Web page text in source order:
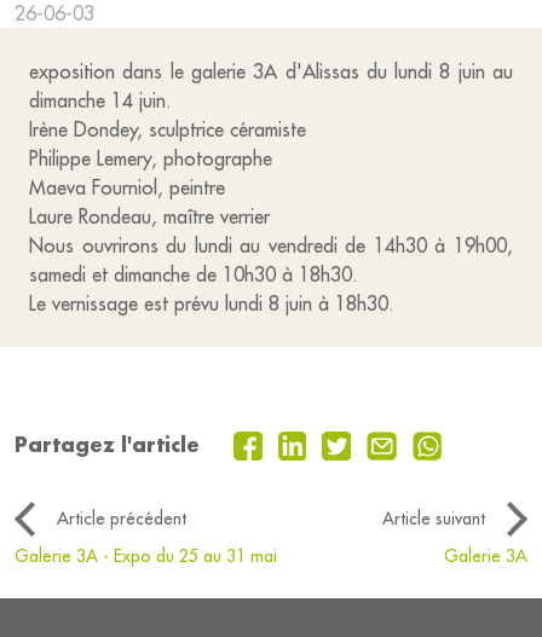
26-06-03
exposition dans le galerie 3A d'Alissas du lundi 8 juin au
dimanche 14 juin.
Irène Dondey, sculptrice céramiste
Philippe Lemery, photographe
Maeva Fourniol, peintre
Laure Rondeau, maître verrier
Nous ouvrirons du lundi au vendredi de 14h30 à 19h00,
samedi et dimanche de 10h30 à 18h30.
Le vernissage est prévu lundi 8 juin à 18h30.
Partagez l'article
Article précédent
Article suivant
Galerie 3A - Expo du 25 au 31 mai
Galerie 3A